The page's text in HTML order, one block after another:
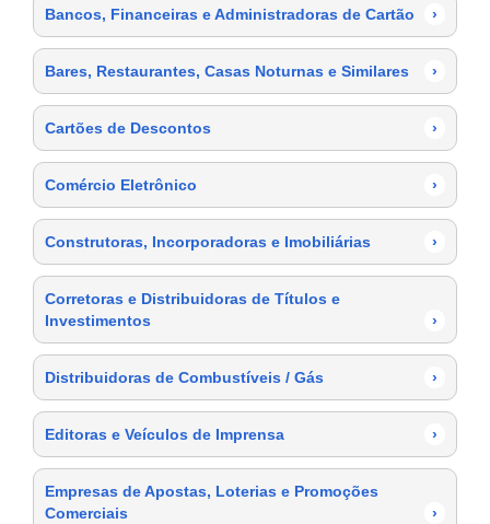
Bancos, Financeiras e Administradoras de Cartão ›
Bares, Restaurantes, Casas Noturnas e Similares ›
Cartões de Descontos ›
Comércio Eletrônico ›
Construtoras, Incorporadoras e Imobiliárias ›
Corretoras e Distribuidoras de Títulos e
Investimentos
›
Distribuidoras de Combustíveis / Gás ›
Editoras e Veículos de Imprensa ›
Empresas de Apostas, Loterias e Promoções
Comerciais
›